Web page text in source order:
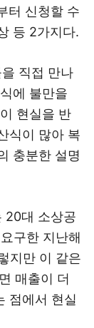
터 신청할 수
등 2가지다.
직접 만나
에 불만을
현실을 반
식이 많아 복
충분한 설명
20대 소상공
구한 지난해
지만 이 같은
매출이 더
점에서 현실